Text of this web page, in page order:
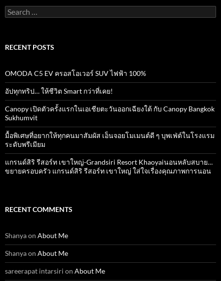
Search
for:
RECENT POSTS
OMODA C5 EV ครอสโอเวอร์ SUV ไฟฟ้า 100%
อัปทุกทริป… ให้ชีวิต Smart กว่าที่เคย!
Canopy เปิดตัวครั้งแรกในเอเชียตะวันออกเฉียงใต้ กับ Canopy Bangkok
Sukhumvit
มื้อพิเศษที่อยากให้ทุกคนมาสัมผัส เอ็นจอยโมเมนต์ดี ๆ บุพเฟ่ต์ในโรงแรม
ระดับพรีเมียม
แกรนด์สิริ​ รีสอร์ท​ เขาใหญ่​-Grandsiri​ Resort​ Khaoyaiนอนหลับสบาย…
ขยายครอบครัว แกรนด์สิริ รีสอร์ท เขาใหญ่ ใส่ใจเรื่องคุณภาพการนอน
RECENT COMMENTS
Shanyaon About Me
Shanyaon About Me
sareerapat intarsiri on About Me